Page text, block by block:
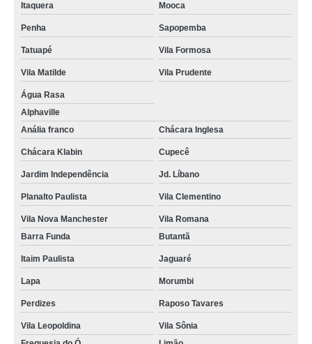
acompanhante cuidador de idoso empresa Cerqueira César
onde contratar acompanhante para terceira idade Pacaembu
acompanhante idoso noturno Vila Matilde
onde contratar acompanhante de pessoas idosas Vila Andrade
acompanhante de idosos acamados empresa Jabaquara
empresa especializada em acompanhante para idosos Cambuci
onde contratar acompanhante de idosos acamados Penha
empresa especializada em acompanhante de idoso cama Cambuci
empresa especializada em acompanhante para idosos jardim São Saveiro
acompanhante de pessoas idosas Vila Clementino
acompanhante idoso empresa Anália franco
onde contratar acompanhante idoso noturno Vila Clementino
acompanhante de idoso diurno empresa Paraíso do Morumbi
Itaquera Mooca
Penha Sapopemba
Tatuapé Vila Formosa
Vila Matilde Vila Prudente
Água Rasa
Alphaville
Anália franco
Chácara Inglesa
Chácara Klabin Cupecê
Jardim Independência Jd. Líbano
Planalto Paulista Vila Clementino
Vila Nova Manchester
Vila Romana
Barra Funda
Butantã
Itaim Paulista Jaguaré
Lapa Morumbi
Perdizes Raposo Tavares
Vila Leopoldina
Vila Sônia